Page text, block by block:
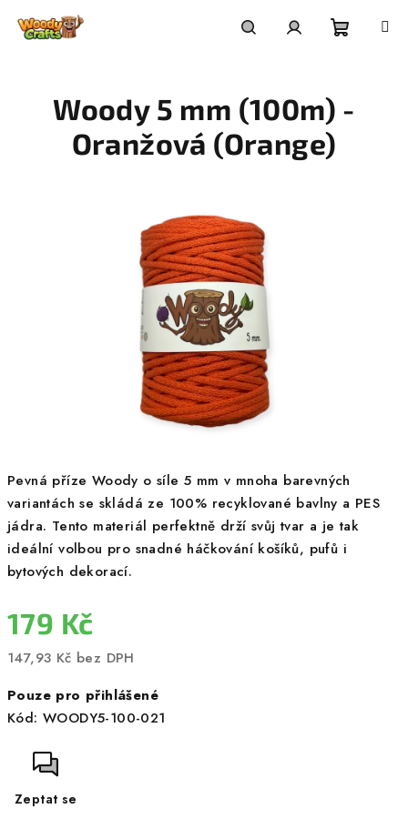
košík
Pevná příze Woody o síle 5 mm v mnoha barevných
variantách se skládá ze 100% recyklované bavlny a PES
jádra. Tento materiál perfektně drží svůj tvar a je tak
ideální volbou pro snadné háčkování košíků, pufů i
bytových dekorací.
179 Kč
147,93 Kč bez DPH
cena:
Pouze pro přihlášené
Kód: WOODY5-100-021
Zeptat se
Woody 5 mm (100m) -
Oranžová (Orange)